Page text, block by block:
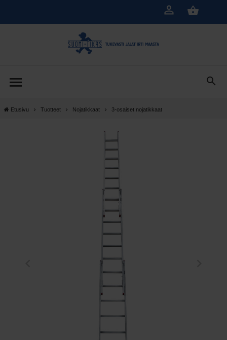
Etusivu Tuotteet Nojatikkaat 3-osaiset nojatikkaat